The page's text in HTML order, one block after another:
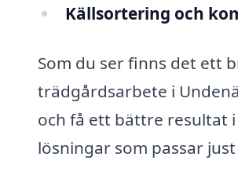
Källsortering och
Som du ser finns det ett
trädgårdsarbete i
och få ett bättre resultat
lösningar som passar